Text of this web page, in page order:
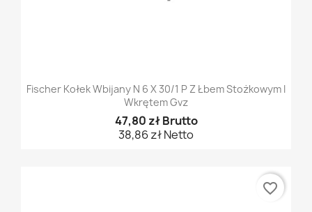
Fischer Kołek Wbijany N 6 X 30/1 P Z Łbem Stożkowym I
Wkrętem Gvz
47,80 zł Brutto
38,86 zł Netto
favorite_border